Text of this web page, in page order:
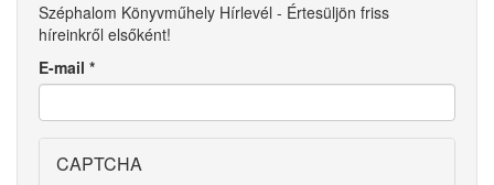
Széphalom Könyvműhely Hírlevél - Értesüljön friss
híreinkről elsőként!
E-mail *
CAPTCHA